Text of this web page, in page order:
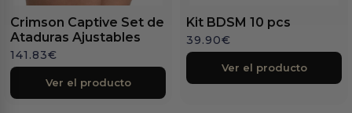
Crimson Captive Set de
Ataduras Ajustables
141.83€
Ver el producto
Kit BDSM 10 pcs
39.90€
Ver el producto